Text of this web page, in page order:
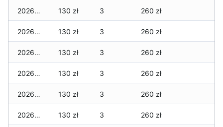
2026-02-24 130 zł 3 260 zł
2026-02-23 130 zł 3 260 zł
2026-02-22 130 zł 3 260 zł
2026-02-21 130 zł 3 260 zł
2026-02-20 130 zł 3 260 zł
2026-02-19 130 zł 3 260 zł